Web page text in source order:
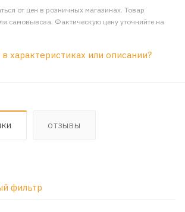
от цен в розничных магазинах. Товар
самовывоза. Фактическую цену уточняйте на
характеристиках или описании?
ОТЗЫВЫ
фильтр